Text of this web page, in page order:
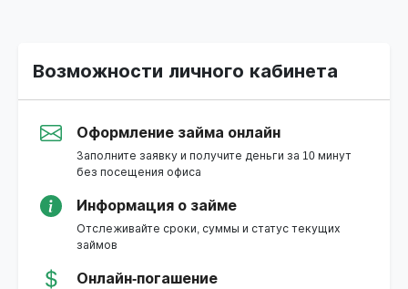
Возможности личного кабинета
Оформление займа онлайн
Заполните заявку и получите деньги за 10 минут
без посещения офиса
Информация о займе
Отслеживайте сроки, суммы и статус текущих
займов
Онлайн-погашение